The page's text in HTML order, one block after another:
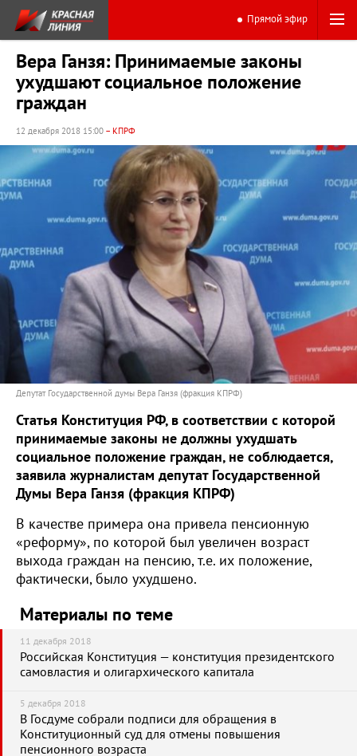
Прямой эфир
Вера Ганзя: Принимаемые законы
ухудшают социальное положение
граждан
12 декабря 2018 15:00 – КПРФ
Депутат Государственной думы Вера Ганзя (фракция КПРФ)
Статья Конституция РФ, в соответствии с которой
принимаемые законы не должны ухудшать
социальное положение граждан, не соблюдается,
заявила журналистам депутат Государственной
Думы Вера Ганзя (фракция КПРФ)
В качестве примера она привела пенсионную
«реформу», по которой был увеличен возраст
выхода граждан на пенсию, т.е. их положение,
фактически, было ухудшено.
Материалы по теме
11 декабря 2018
Российская Конституция — конституция президентского
самовластия и олигархического капитала
5 декабря 2018
В Госдуме собрали подписи для обращения в
Конституционный суд для отмены повышения
пенсионного возраста